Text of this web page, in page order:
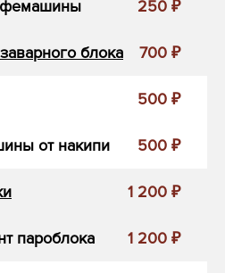
250 ₽
блока 700 ₽
500 ₽
от накипи 500 ₽
1 200 ₽
пароблока 1 200 ₽